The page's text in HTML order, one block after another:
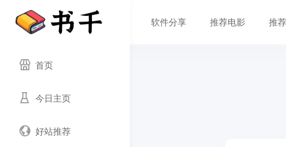
首页
今日主页
好站推荐
软件分享 推荐电影 推